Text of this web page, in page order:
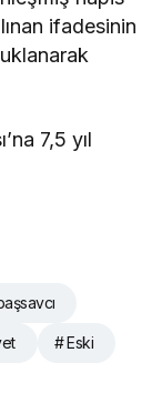
ifadesinin
# Eski